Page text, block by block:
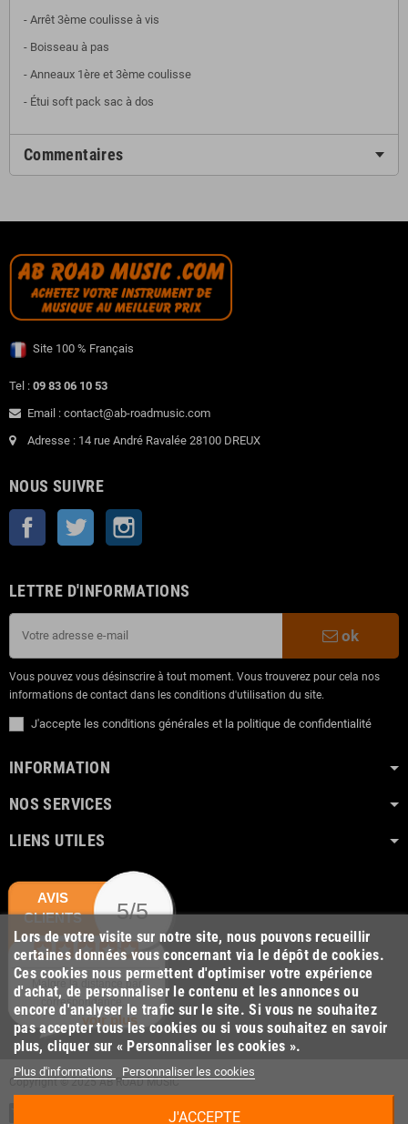
- Arrêt 3ème coulisse à vis
- Boisseau à pas
- Anneaux 1ère et 3ème coulisse
- Étui soft pack sac à dos
Commentaires
Site 100 % Français
Tel : 09 83 06 10 53
Email : contact@ab-roadmusic.com
Adresse : 14 rue André Ravalée 28100 DREUX
NOUS SUIVRE
Facebook Twitter
LETTRE D'INFORMATIONS
ok
Vous pouvez vous désinscrire à tout moment. Vous trouverez pour cela nos
informations de contact dans les conditions d'utilisation du site.
J'accepte les conditions générales et la politique de confidentialité
INFORMATION
NOS SERVICES
LIENS UTILES
Lors de votre visite sur notre site, nous pouvons recueillir
certaines données vous concernant via le dépôt de cookies.
Ces cookies nous permettent d'optimiser votre expérience
d'achat, de personnaliser le contenu et les annonces ou
encore d'analyser le trafic sur le site. Si vous ne souhaitez
pas accepter tous les cookies ou si vous souhaitez en savoir
plus, cliquer sur « Personnaliser les cookies ».
Plus d'informations Personnaliser les cookies
J'ACCEPTE
AVIS
CLIENTS
5/5
Malgré la distance par
correspondance,...
voir plus
Copyright © 2025 AB ROAD MUSIC